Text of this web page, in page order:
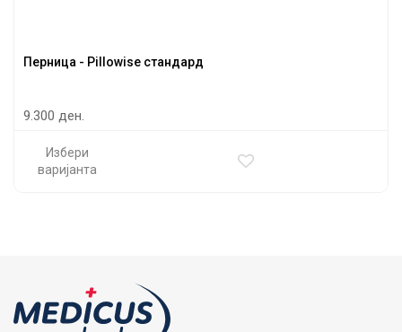
Перница - Pillowise стандард
9.300 ден.
Избери
варијанта